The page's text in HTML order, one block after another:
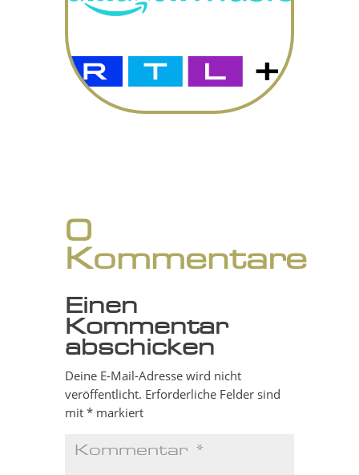
0
Kommentare
Einen
Kommentar
abschicken
Deine E-Mail-Adresse wird nicht
veröffentlicht. Erforderliche Felder sind
mit *markiert